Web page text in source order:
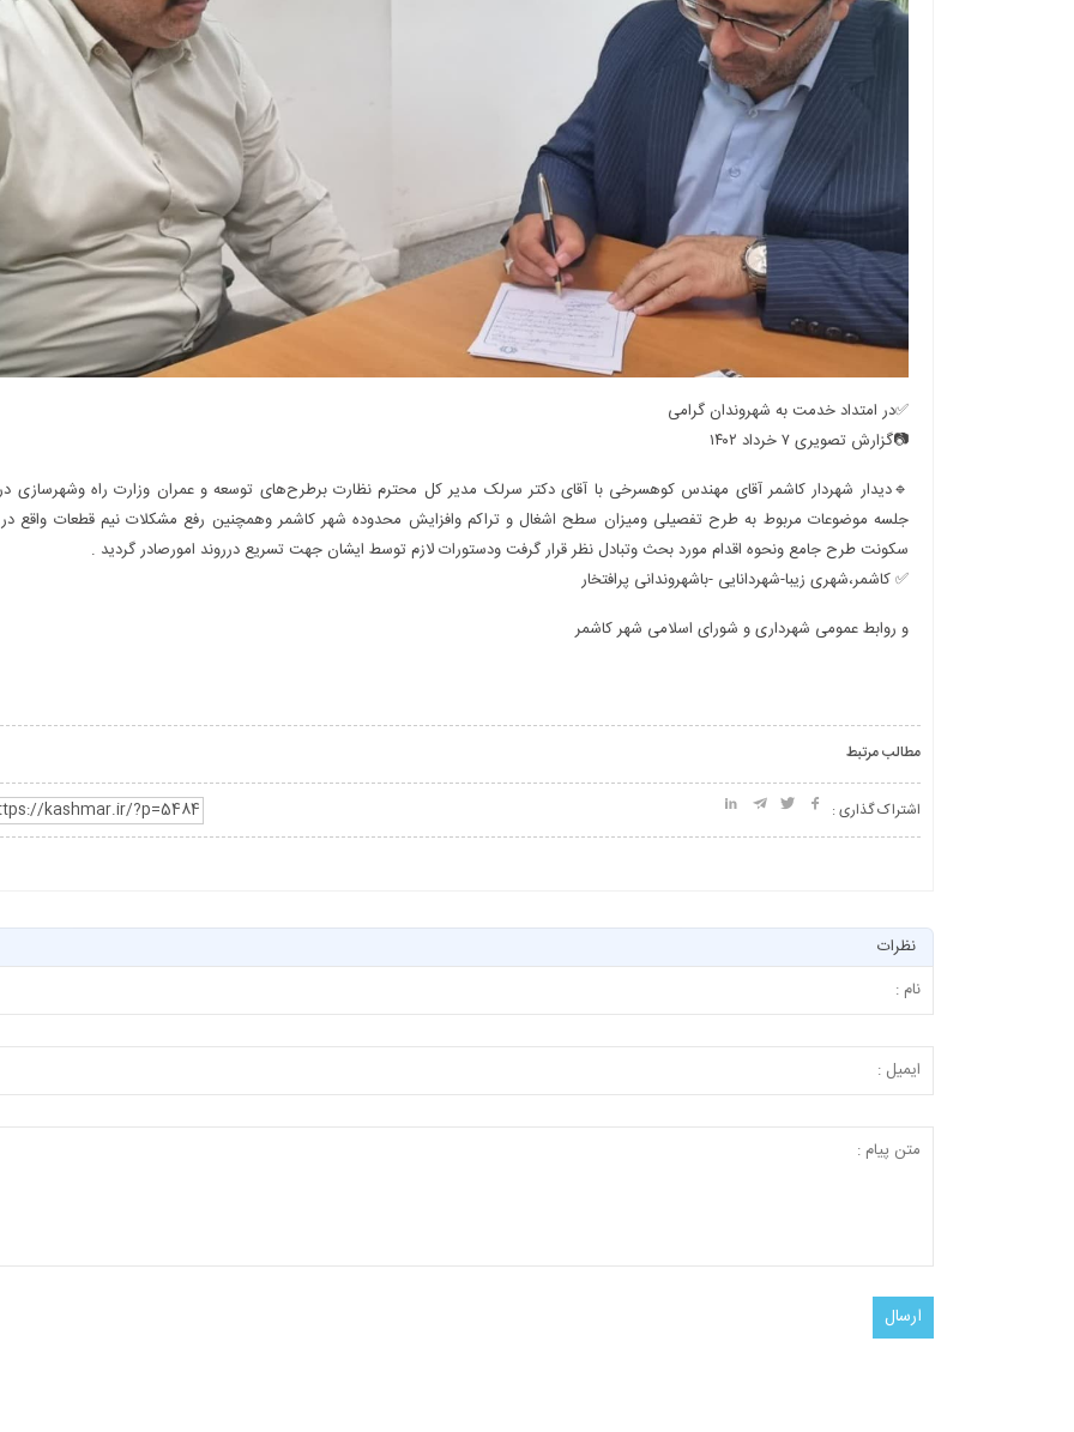
✅در امتداد خدمت به شهروندان گرامی
📷گزارش تصویری ۷ خرداد ۱۴۰۲
🔹دیدار شهردار کاشمر آقای مهندس کوهسرخی با آقای دکتر سرلک مدیر کل محترم نظارت برطرح‌های توسعه و عمران وزارت راه وشهرسازی
جلسه موضوعات مربوط به طرح تفصیلی ومیزان سطح اشغال و تراکم وافزایش محدوده شهر کاشمر وهمچنین رفع مشکلات نیم قطعات واقع در
سکونت طرح جامع ونحوه اقدام مورد بحث وتبادل نظر قرار گرفت ودستورات لازم توسط ایشان جهت تسریع درروند امورصادر گردید .
✅ کاشمر،شهری زیبا-شهردانایی -باشهروندانی پرافتخار
و روابط عمومی شهرداری و شورای اسلامی شهر کاشمر
مطالب مرتبط
اشتراک گذاری :
نظرات